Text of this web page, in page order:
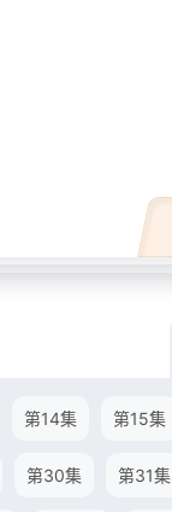
第14集 第15集
第30集 第31集